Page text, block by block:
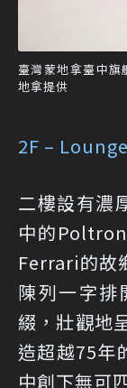
臺灣蒙地拿臺中旗
地拿提供
2F – Lounge
二樓設有濃
中的
Ferrari的故
陳列一字排
綴，壯觀地
造超越75年
中創下無可